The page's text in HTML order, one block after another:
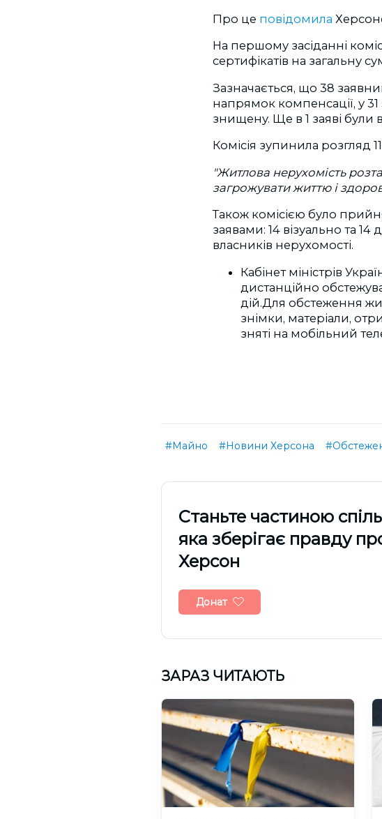
Про це повідомила
На першому засіданні
сертифікатів на загальну
Зазначається, що 38
напрямок компенсації, у
знищену. Ще в 1 заяві були
Комісія зупинила розгляд
"Житлова нерухомість
загрожувати життю і
Також комісією було
заявами: 14 візуально та
власників нерухомості.
Кабінет міністрів
дистанційно
дій.Для обстеження
знімки, матеріали,
зняті на мобільний
#Майно #Новини Херсона
Cтаньте частиною
яка зберігає правду
Херсон
Донат
ЗАРАЗ ЧИТАЮТЬ